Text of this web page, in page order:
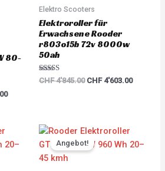
80-
Elektro Scooters
Elektroroller für
Erwachsene Rooder
r803o15b 72v 8000w
50ah
Rated
CHF4'845.00 CHF4'603.00
price
is:
CHF 5'700.00.
Angebot!
Original
price
was:
price
is: